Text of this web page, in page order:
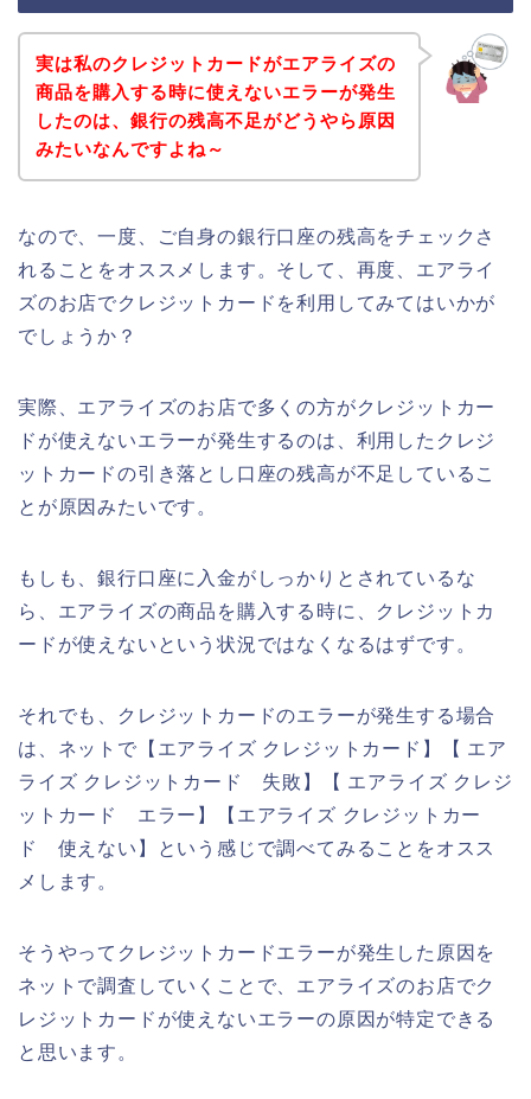
実は私のクレジットカードがエアライズの
商品を購入する時に使えないエラーが発生
したのは、銀行の残高不足がどうやら原因
みたいなんですよね～
なので、一度、ご自身の銀行口座の残高をチェックさ
れることをオススメします。そして、再度、エアライ
ズのお店でクレジットカードを利用してみてはいかが
でしょうか？
実際、エアライズのお店で多くの方がクレジットカー
ドが使えないエラーが発生するのは、利用したクレジ
ットカードの引き落とし口座の残高が不足しているこ
とが原因みたいです。
もしも、銀行口座に入金がしっかりとされているな
ら、エアライズの商品を購入する時に、クレジットカ
ードが使えないという状況ではなくなるはずです。
それでも、クレジットカードのエラーが発生する場合
は、ネットで【エアライズ クレジットカード】【 エア
ライズ クレジットカード 失敗】【 エアライズ クレジ
ットカード エラー】【エアライズ クレジットカー
ド 使えない】という感じで調べてみることをオスス
メします。
そうやってクレジットカードエラーが発生した原因を
ネットで調査していくことで、エアライズのお店でク
レジットカードが使えないエラーの原因が特定できる
と思います。